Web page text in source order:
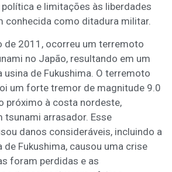
e limitações às liberdades
conhecida como ditadura militar.
de 2011, ocorreu um terremoto
no Japão, resultando em um
usina de Fukushima. O terremoto
um forte tremor de magnitude 9.0
próximo à costa nordeste,
tsunami arrasador. Esse
danos consideráveis, incluindo a
Fukushima, causou uma crise
foram perdidas e as